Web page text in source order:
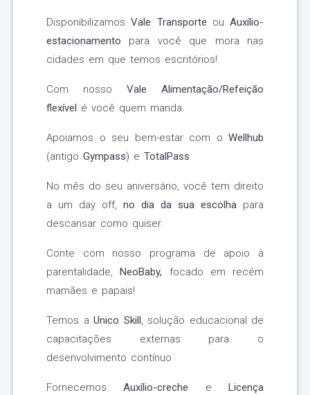
DisponibilizamosVale Transporte ou Auxílio-
estacionamento para você que mora nas
cidades em que temos escritórios!
Com nosso Vale Alimentação/Refeição
flexível é você quem manda.
Apoiamos o seu bem-estar com o Wellhub
(antigo Gympass) e TotalPass
No mês do seu aniversário, você tem direito
a um day off, no dia da sua escolha para
descansar como quiser.
Conte com nosso programa de apoio à
parentalidade,NeoBaby, focado em recém
mamães e papais!
Temos a Unico Skill, solução educacional de
capacitações externas para o
desenvolvimento contínuo
FornecemosAuxílio-creche eLicença